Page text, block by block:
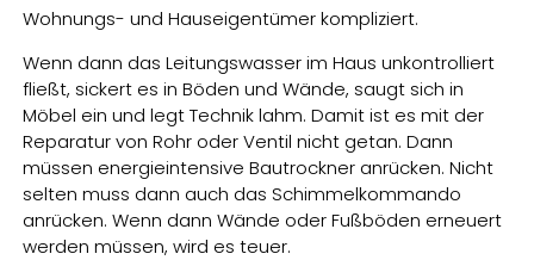
Wohnungs- und Hauseigentümer kompliziert.
Wenn dann das Leitungswasser im Haus unkontrolliert
fließt, sickert es in Böden und Wände, saugt sich in
Möbel ein und legt Technik lahm. Damit ist es mit der
Reparatur von Rohr oder Ventil nicht getan. Dann
müssen energieintensive Bautrockner anrücken. Nicht
selten muss dann auch das Schimmelkommando
anrücken. Wenn dann Wände oder Fußböden erneuert
werden müssen, wird es teuer.